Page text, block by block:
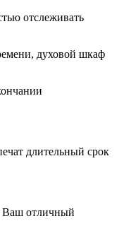
отслеживать
духовой шкаф
длительный срок
Ваш отличный